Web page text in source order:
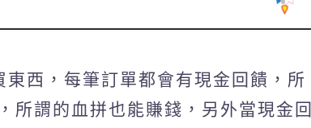
西，每筆訂單都會有現金回饋，所
所謂的血拼也能賺錢，另外當現金回